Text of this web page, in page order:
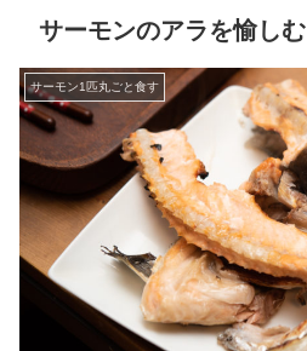
サーモンのアラを愉しむ
サーモン1匹丸ごと食す